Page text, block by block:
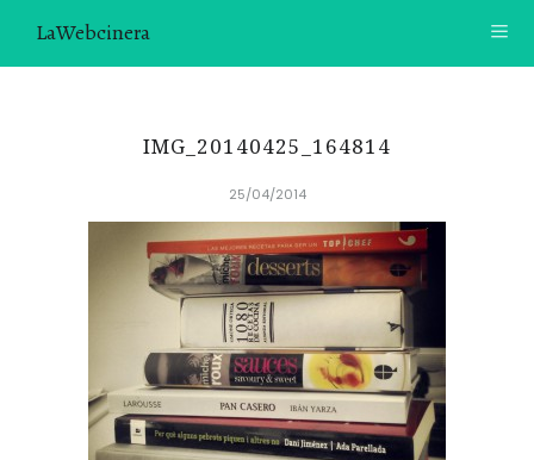
LaWebcinera
CONTACTO
¿TE GUSTARÍA UNIRTE A NUESTRA AVENTURA GASTRON
ÚNETE A LA NEWSLETTER
RECOMENDACIONES
IMG_20140425_164814
25/04/2014